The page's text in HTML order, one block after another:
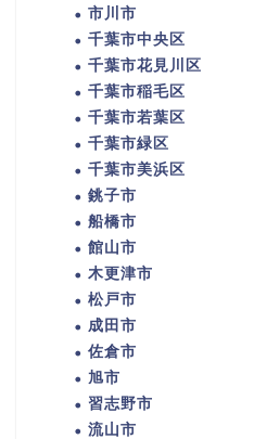
市川市
千葉市中央区
千葉市花見川区
千葉市稲毛区
千葉市若葉区
千葉市緑区
千葉市美浜区
銚子市
船橋市
館山市
木更津市
松戸市
成田市
佐倉市
旭市
習志野市
流山市